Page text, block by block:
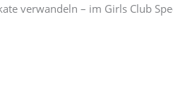
verwandeln – im Girls Club